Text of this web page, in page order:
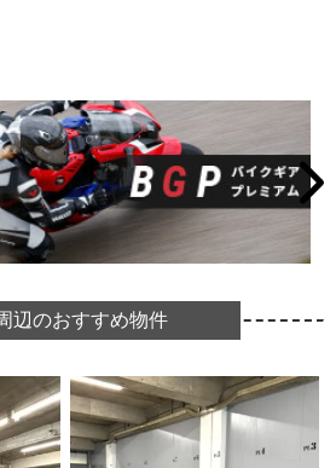
辺のおすすめ物件